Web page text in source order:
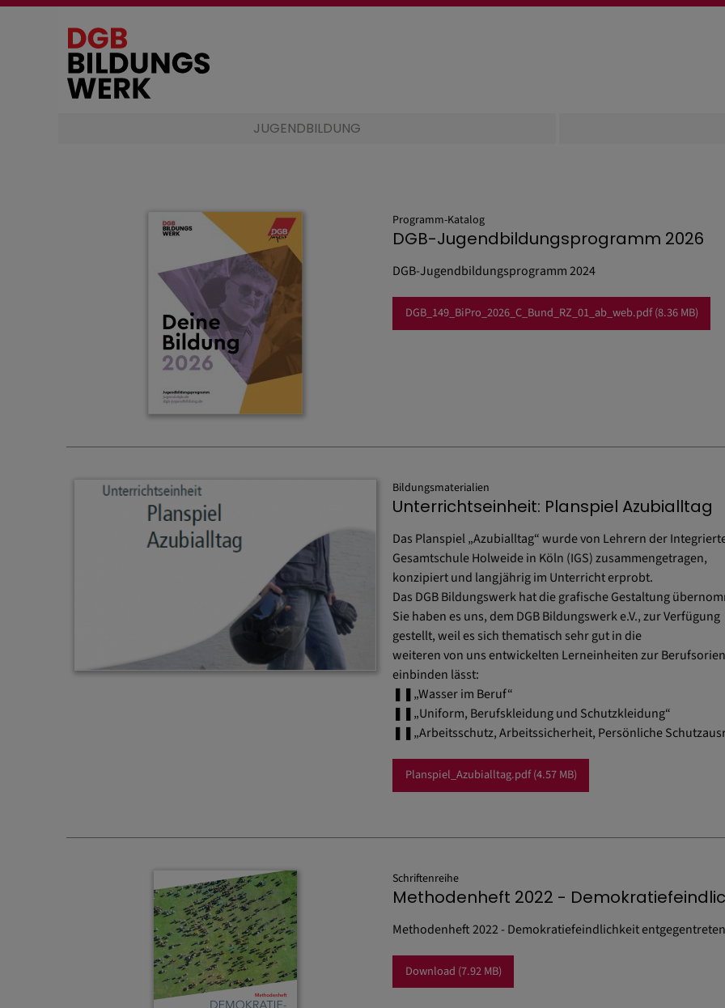
Direkt
JUGENDBILDUNG
Programm-Katalog
DGB-Jugendbildungsprogramm 2026
DGB-Jugendbildungsprogramm 2024
DGB_149_BiPro_2026_C_Bund_RZ_01_ab_web.pdf (8.36 MB)
Bildungsmaterialien
Unterrichtseinheit: Planspiel Azubialltag
Das Planspiel „Azubialltag“ wurde von Lehrern der
Gesamtschule Holweide in Köln (IGS) zusammengetragen,
konzipiert und langjährig im Unterricht erprobt.
Das DGB Bildungswerk hat die grafische Gestaltung
Sie haben es uns, dem DGB Bildungswerk e.V., zur Verfügung
gestellt, weil es sich thematisch sehr gut in die
weiteren von uns entwickelten Lerneinheiten zur
einbinden lässt:
❚❚„Wasser im Beruf“
❚❚„Uniform, Berufskleidung und Schutzkleidung“
❚❚„Arbeitsschutz, Arbeitssicherheit, Persönliche
Planspiel_Azubialltag.pdf (4.57 MB)
Schriftenreihe
Methodenheft 2022 -
Methodenheft 2022 - Demokratiefeindlichkeit entgegentreten
Download (7.92 MB)